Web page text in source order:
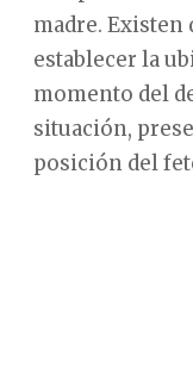
madre.
establecer la
momento del
situación,
posición del